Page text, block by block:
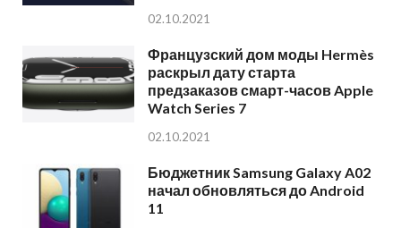
02.10.2021
Французский дом моды Hermès
раскрыл дату старта
предзаказов смарт-часов Apple
Watch Series 7
02.10.2021
Бюджетник Samsung Galaxy A02
начал обновляться до Android
11